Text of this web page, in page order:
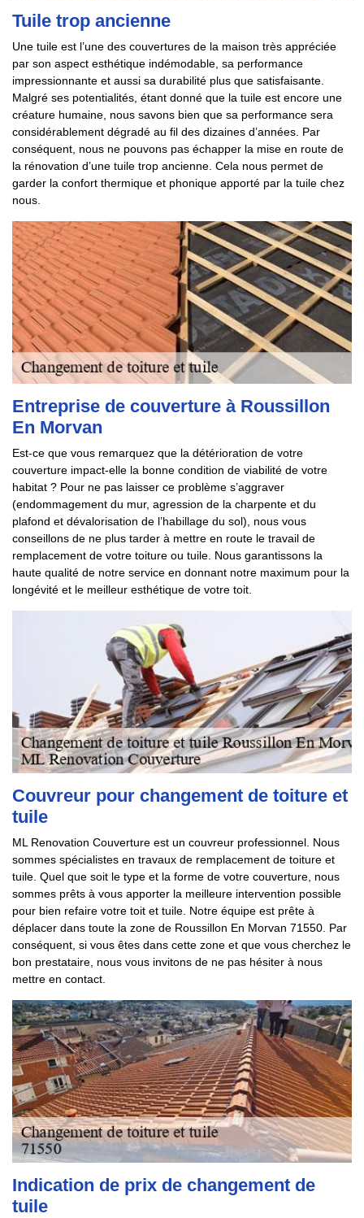
Tuile trop ancienne
Une tuile est l’une des couvertures de la maison très appréciée
par son aspect esthétique indémodable, sa performance
impressionnante et aussi sa durabilité plus que satisfaisante.
Malgré ses potentialités, étant donné que la tuile est encore une
créature humaine, nous savons bien que sa performance sera
considérablement dégradé au fil des dizaines d’années. Par
conséquent, nous ne pouvons pas échapper la mise en route de
la rénovation d’une tuile trop ancienne. Cela nous permet de
garder la confort thermique et phonique apporté par la tuile chez
nous.
Entreprise de couverture à Roussillon
En Morvan
Est-ce que vous remarquez que la détérioration de votre
couverture impact-elle la bonne condition de viabilité de votre
habitat ? Pour ne pas laisser ce problème s’aggraver
(endommagement du mur, agression de la charpente et du
plafond et dévalorisation de l’habillage du sol), nous vous
conseillons de ne plus tarder à mettre en route le travail de
remplacement de votre toiture ou tuile. Nous garantissons la
haute qualité de notre service en donnant notre maximum pour la
longévité et le meilleur esthétique de votre toit.
Couvreur pour changement de toiture et
tuile
ML Renovation Couverture est un couvreur professionnel. Nous
sommes spécialistes en travaux de remplacement de toiture et
tuile. Quel que soit le type et la forme de votre couverture, nous
sommes prêts à vous apporter la meilleure intervention possible
pour bien refaire votre toit et tuile. Notre équipe est prête à
déplacer dans toute la zone de Roussillon En Morvan 71550. Par
conséquent, si vous êtes dans cette zone et que vous cherchez le
bon prestataire, nous vous invitons de ne pas hésiter à nous
mettre en contact.
Indication de prix de changement de
tuile